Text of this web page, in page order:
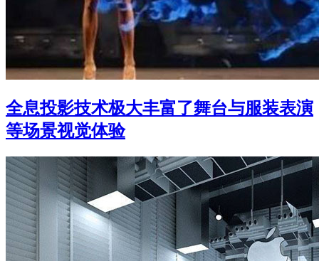
全息投影技术极大丰富了舞台与服装表演
等场景视觉体验